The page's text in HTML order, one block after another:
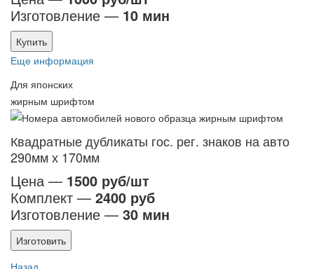
Изготовление — 10 мин
Купить
Еще информация
Для японских
жирным шрифтом
Квадратные дубликаты гос. рег. знаков на авто
290мм х 170мм
Цена — 1500 руб/шт
Комплект — 2400 руб
Изготовление — 30 мин
Изготовить
Назад